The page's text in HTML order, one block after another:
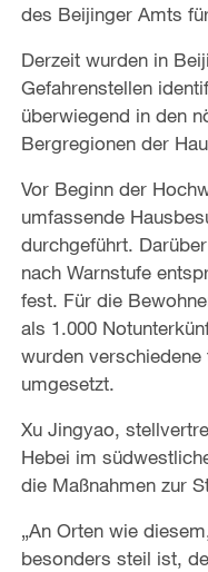
des Beijinger Amts
Derzeit wurden in
Gefahrenstellen
überwiegend in den
Bergregionen der
Vor Beginn der
umfassende
durchgeführt.
nach Warnstufe
fest. Für die
als 1.000
wurden verschiedene
umgesetzt.
Xu Jingyao,
Hebei im
die Maßnahmen zur
„An Orten wie
besonders steil ist,